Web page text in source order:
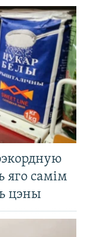
яго самім
цэны